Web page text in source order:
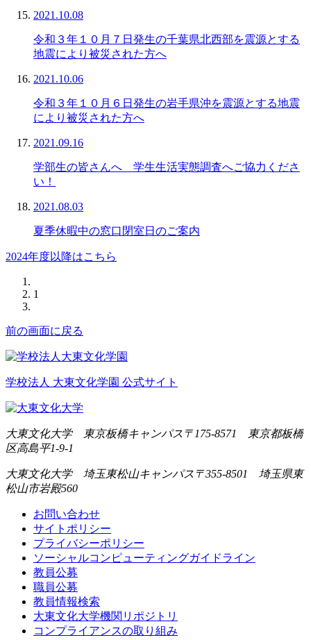
2021.10.08
令和３年１０月７日発生の千葉県北西部を震源とする
地震により被災された方へ
2021.10.06
令和３年１０月６日発生の岩手県沖を震源とする地震
により被災された方へ
2021.09.16
学部生の皆さんへ 学生生活実態調査へご協力くださ
い！
2021.08.03
夏季休暇中の窓口閉室日のご案内
2024年度以降はこちら
1
前の画面に戻る
学校法人 大東文化学園 公式サイト
大東文化大学 東京板橋キャンパス 〒175-8571 東京都板橋
区高島平1-9-1
大東文化大学 埼玉東松山キャンパス 〒355-8501 埼玉県東
松山市岩殿560
お問い合わせ
サイトポリシー
プライバシーポリシー
ソーシャルコンピューティングガイドライン
教員公募
職員公募
教員情報検索
大東文化大学機関リポジトリ
コンプライアンスの取り組み